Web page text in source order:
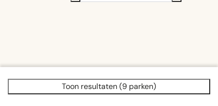
Toon resultaten (9 parken)